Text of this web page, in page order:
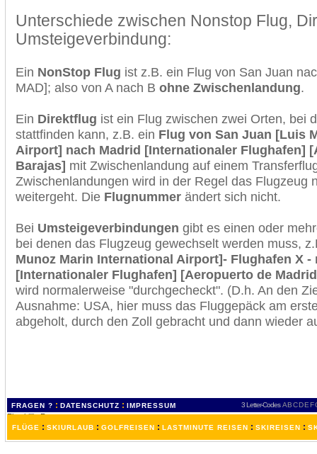
Unterschiede zwischen Nonstop Flug,
Umsteigeverbindung:
Ein NonStop Flug ist z.B. ein Flug von San Juan
MAD]; also von A nach B ohne Zwischenlandung.
Ein Direktflug ist ein Flug zwischen zwei Orten, bei
stattfinden kann, z.B. ein Flug von San Juan [Luis
Airport] nach Madrid [Internationaler Flughafen]
Barajas] mit Zwischenlandung auf einem
Zwischenlandungen wird in der Regel das Flugzeug
weitergeht. Die Flugnummer ändert sich nicht.
Bei Umsteigeverbindungen gibt es einen oder
bei denen das Flugzeug gewechselt werden muss,
Munoz Marin International Airport]- Flughafen X -
[Internationaler Flughafen] [Aeropuerto de
wird normalerweise "durchgecheckt". (D.h. An den
Ausnahme: USA, hier muss das Fluggepäck am
abgeholt, durch den Zoll gebracht und dann wieder
FRAGEN ? : DATENSCHUTZ : IMPRESSUM 3 Letter-Codes ABCDEF
FLÜGE : SKIURLAUB : GOLFREISEN : LASTMINUTE REISEN : SKIREISEN :